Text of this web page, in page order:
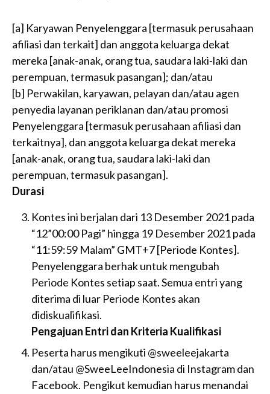
[a] Karyawan Penyelenggara [termasuk perusahaan
afiliasi dan terkait] dan anggota keluarga dekat
mereka [anak-anak, orang tua, saudara laki-laki dan
perempuan, termasuk pasangan]; dan/atau
[b] Perwakilan, karyawan, pelayan dan/atau agen
penyedia layanan periklanan dan/atau promosi
Penyelenggara [termasuk perusahaan afiliasi dan
terkaitnya], dan anggota keluarga dekat mereka
[anak-anak, orang tua, saudara laki-laki dan
perempuan, termasuk pasangan].
Durasi
Kontes ini berjalan dari 13 Desember 2021 pada
“12”00:00 Pagi” hingga 19 Desember 2021 pada
“11:59:59 Malam” GMT+7 [Periode Kontes].
Penyelenggara berhak untuk mengubah
Periode Kontes setiap saat. Semua entri yang
diterima di luar Periode Kontes akan
didiskualifikasi.
Pengajuan Entri dan Kriteria Kualifikasi
Peserta harus mengikuti @sweeleejakarta
dan/atau @SweeLeeIndonesia di Instagram dan
Facebook. Pengikut kemudian harus menandai